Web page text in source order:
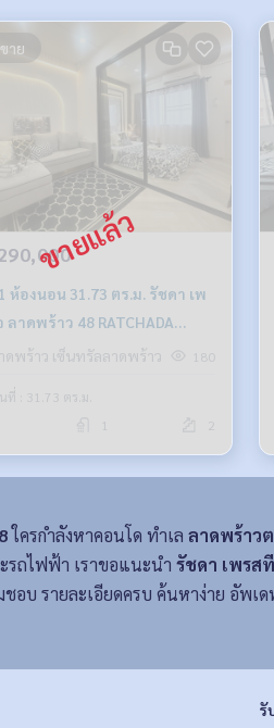
ขาย
องนอน 31.73 ตร.ม. รัชดา เพ
พร้าว 48 RATCHADA
PRESTIGE LADPRAO 48
ดพร้าว เซ็นทรัลลาดพร้าว 180
ที่ : 31.73 ตร.ม.
ใครกำลังหาคอนโด ทำเล ลาดพร้าว
รถไฟฟ้า เราขอแนะนำ รัชดา เพรส
บ รายละเอียดครบ ค้นหาง่าย อัพเ
รั